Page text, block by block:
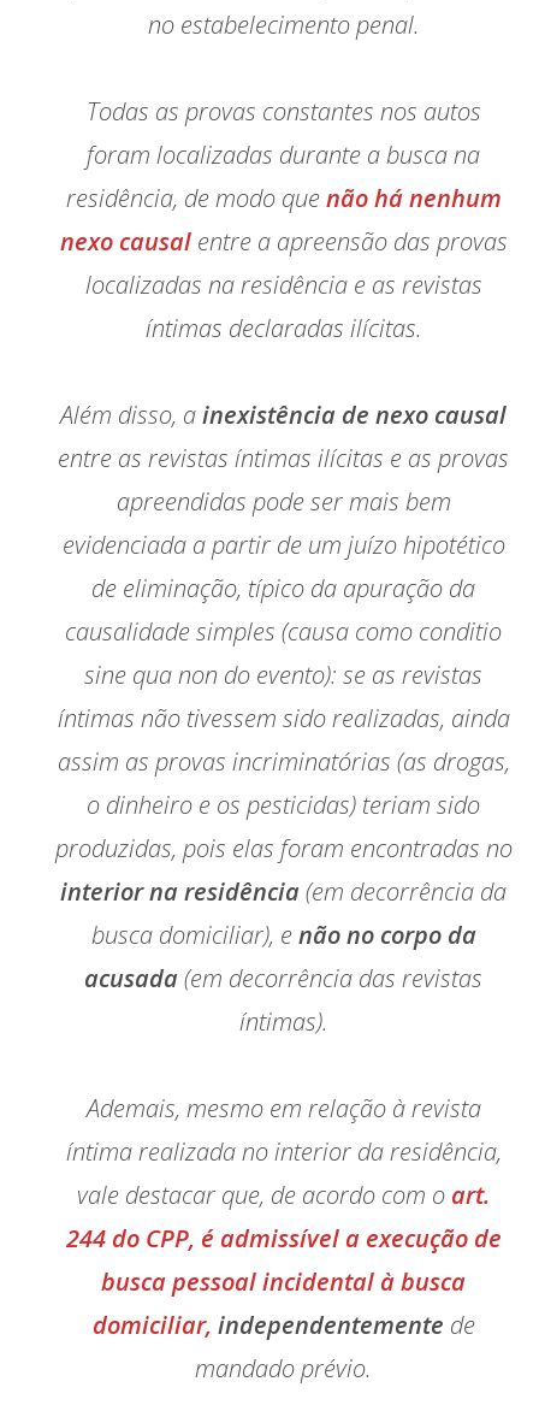
no estabelecimento penal.
Todas as provas constantes nos autos
foram localizadas durante a busca na
residência, de modo quenão há nenhum
nexo causal entre a apreensão das provas
localizadas na residência e as revistas
íntimas declaradas ilícitas.
Além disso, ainexistência de nexo causal
entre as revistas íntimas ilícitas e as provas
apreendidas pode ser mais bem
evidenciada a partir de um juízo hipotético
de eliminação, típico da apuração da
causalidade simples (causa como conditio
sine qua non do evento): se as revistas
íntimas não tivessem sido realizadas, ainda
assim as provas incriminatórias (as drogas,
o dinheiro e os pesticidas) teriam sido
produzidas, pois elas foram encontradas no
interior na residência (em decorrência da
busca domiciliar), enão no corpo da
acusada (em decorrência das revistas
íntimas).
Ademais, mesmo em relação à revista
íntima realizada no interior da residência,
vale destacar que, de acordo com o art.
244 do CPP, é admissível a execução de
busca pessoal incidental à busca
domiciliar, independentemente de
mandado prévio.